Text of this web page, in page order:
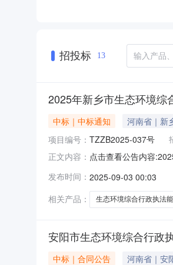
招投标 13
2025年新乡市生态环境综
中标｜中标通知 河南省｜新
项目编号： TZZB2025-037号
正文内容： 点击查看公告内容
二、其他：河南天正
发布时间： 2025-09-03 00:03
相关产品：
生态环境综合行政执法
安阳市生态环境综合行政
中标｜合同公告 河南省｜安